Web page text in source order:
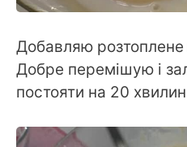
Добавляю
Добре перемішую і
постояти на 20